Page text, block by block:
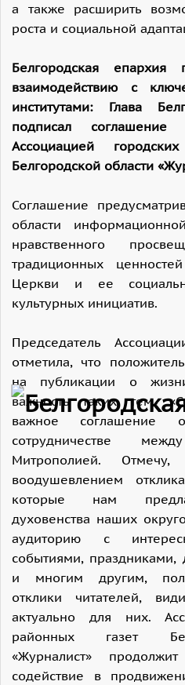
а также расширить
роста и социальной
Белгородская епархия
взаимодействию с
институтами: Глава
подписал
Ассоциацией
Белгородской области
Соглашение
области
нравственного
традиционных
Церкви и ее
культурных инициатив.
Председатель
отметила, что
на публикации о
важность таких тем.
важное соглашение
сотрудничестве
Митрополией.
воодушевлением
которые нам
духовенства наших
аудиторию с
событиями,
и многим другим,
отклики читателей,
актуально для них.
районных газет
«Журналист»
содействие в